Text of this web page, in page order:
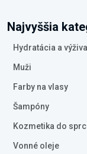
Najvyššia
Hydratácia a
Muži
Farby na vlasy
Šampóny
Kozmetika do
Vonné oleje